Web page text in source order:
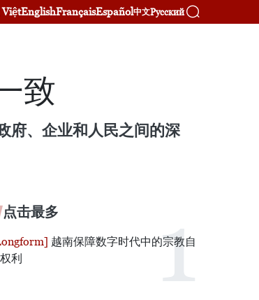
EnglishFrançaisEspañol中文Русский
致
府、企业和人民之间的深
点击最多
越南保障数字时代中的宗教自
利